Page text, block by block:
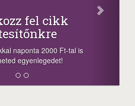
+1.000.000 Ft...
növelés jár a szerencsésnek
lehetőséget. Lájkolj is minket!